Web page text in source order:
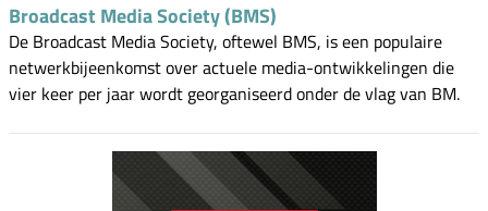
Broadcast Media Society (BMS)
De Broadcast Media Society, oftewel BMS, is een populaire
netwerkbijeenkomst over actuele media-ontwikkelingen die
vier keer per jaar wordt georganiseerd onder de vlag van BM.